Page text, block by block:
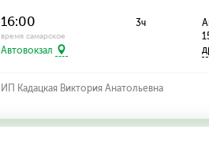
16:00
время самарское
Автовокзал
3ч
ИП Кадацкая Виктория Анатольевна